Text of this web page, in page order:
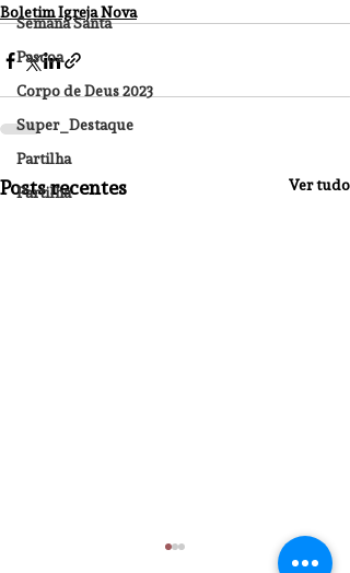
Semana Santa
Pascoa
Corpo de Deus 2023
Super_Destaque
Partilha
Partilha
Boletim Igreja Nova
Posts recentes Ver tudo